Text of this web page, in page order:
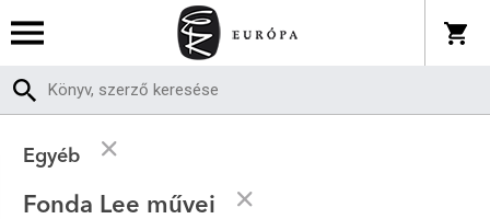
Egyéb
Fonda Lee művei